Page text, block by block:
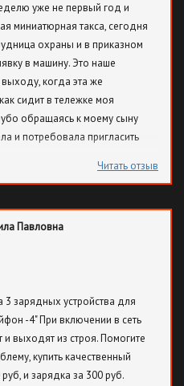
уже не первый год и
миниатюрная такса, сегодня
охраны и в приказном
в машину. Это наше
когда эта же
сидит в тележке моя
обращаясь к моему сыну
и потребовала пригласить
Я в шоке от этого, следую за
кричать на меня
были высказаны при моих
людях! Далее было много
в этот Ашан ни я, ни мои
Читать отзыв
Павловна
3 зарядных устройства для
-4" При включении в сеть
и выходят из строя. Помогите
купить качественный
и зарядка за 300 руб.